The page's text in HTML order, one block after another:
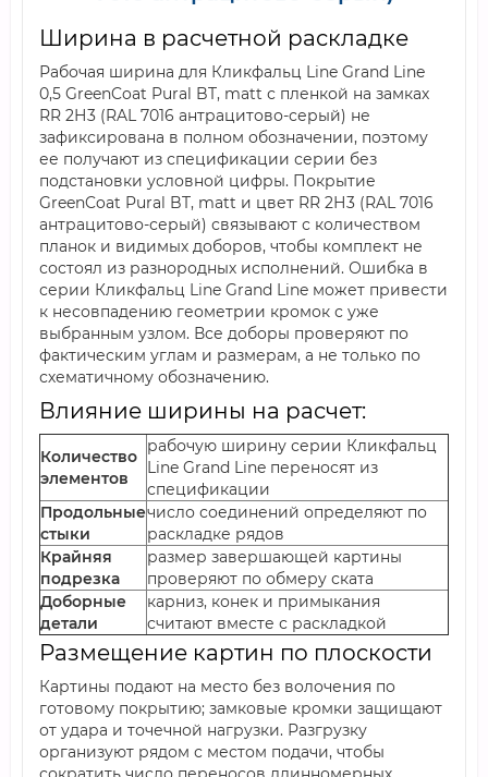
Ширина в расчетной раскладке
Рабочая ширина для Кликфальц Line Grand Line
0,5 GreenCoat Pural BT, matt с пленкой на замках
RR 2Н3 (RAL 7016 антрацитово-серый) не
зафиксирована в полном обозначении, поэтому
ее получают из спецификации серии без
подстановки условной цифры. Покрытие
GreenCoat Pural BT, matt и цвет RR 2Н3 (RAL 7016
антрацитово-серый) связывают с количеством
планок и видимых доборов, чтобы комплект не
состоял из разнородных исполнений. Ошибка в
серии Кликфальц Line Grand Line может привести
к несовпадению геометрии кромок с уже
выбранным узлом. Все доборы проверяют по
фактическим углам и размерам, а не только по
схематичному обозначению.
Влияние ширины на расчет:
Количество
элементов
рабочую ширину серии Кликфальц
Line Grand Line переносят из
спецификации
Продольные
стыки
число соединений определяют по
раскладке рядов
Крайняя
подрезка
размер завершающей картины
проверяют по обмеру ската
Доборные
детали
карниз, конек и примыкания
считают вместе с раскладкой
Размещение картин по плоскости
Картины подают на место без волочения по
готовому покрытию; замковые кромки защищают
от удара и точечной нагрузки. Разгрузку
организуют рядом с местом подачи, чтобы